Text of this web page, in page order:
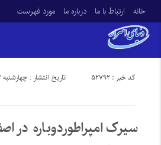
خانه ارتباط با ما درباره ما مورد فهرست
تاریخ انتشار : چهارشنبه ۲ مهر ۱۴۰۴ - ۲۲:۲۹ کد خبر : 52792
سیرک امپراطوردوباره در